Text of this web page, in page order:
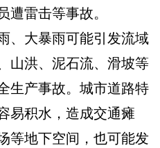
雷击等事故。
、大暴雨可能引发流域
山洪、泥石流、滑坡等
生产事故。城市道路特
易积水，造成交通瘫
等地下空间，也可能发